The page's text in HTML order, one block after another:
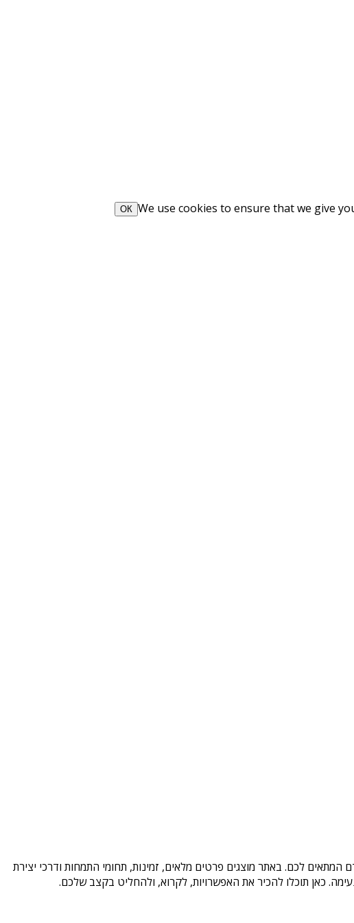
We use cookies to ensure that we give
ОК
לכם. באתר מוצגים פרטים מלאים, זמינות, תחומי התמחות ודרכי יצירת
כאן תוכלו להכיר את האפשרויות, לקרוא, ולהחליט בקצב שלכם.